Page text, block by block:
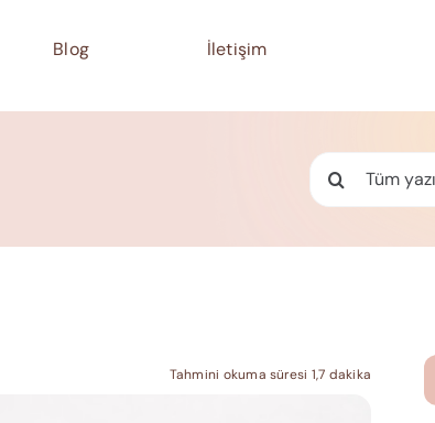
Blog İletişim
Ara:
Tahmini okuma süresi 1,7 dakika